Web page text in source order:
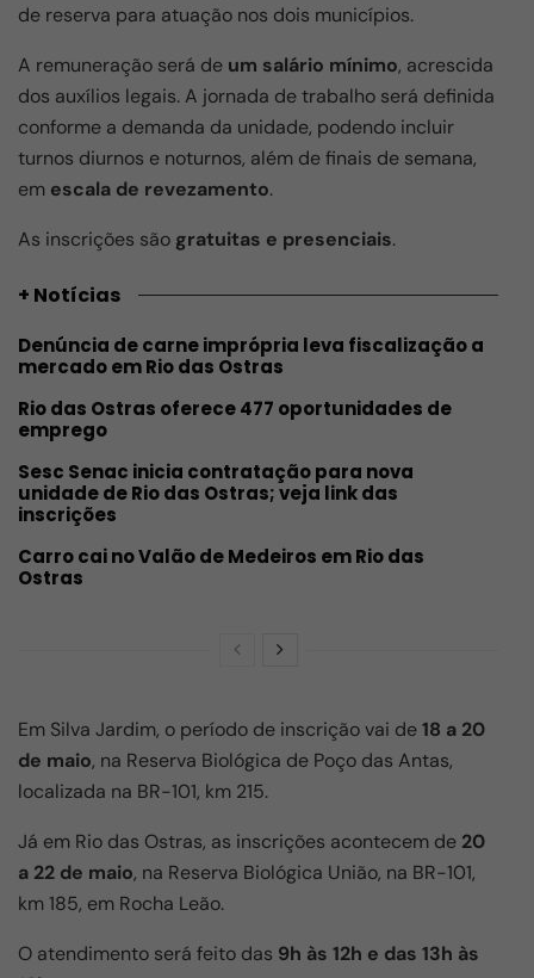
de reserva para atuação nos dois municípios.
A remuneração será de um salário mínimo, acrescida
dos auxílios legais. A jornada de trabalho será definida
conforme a demanda da unidade, podendo incluir
turnos diurnos e noturnos, além de finais de semana,
em escala de revezamento.
As inscrições são gratuitas e presenciais.
+ Notícias
Denúncia de carne imprópria leva fiscalização a
mercado em Rio das Ostras
Rio das Ostras oferece 477 oportunidades de
emprego
Sesc Senac inicia contratação para nova
unidade de Rio das Ostras; veja link das
inscrições
Carro cai no Valão de Medeiros em Rio das
Ostras
Em Silva Jardim, o período de inscrição vai de18 a 20
de maio, na Reserva Biológica de Poço das Antas,
localizada na BR-101, km 215.
Já em Rio das Ostras, as inscrições acontecem de 20
a 22 de maio, na Reserva Biológica União, na BR-101,
km 185, em Rocha Leão.
O atendimento será feito das 9h às 12h e das 13h às